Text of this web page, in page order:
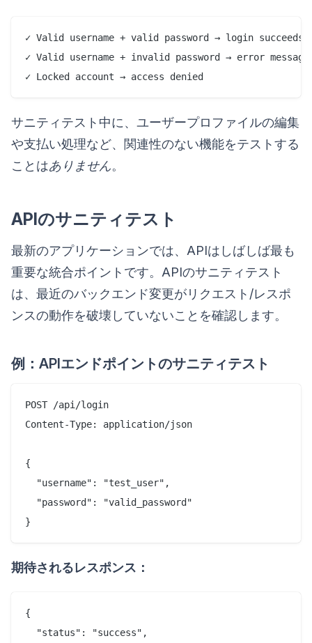
✓ Valid username + valid password → login succeeds
✓ Valid username + invalid password → error message
サニティテスト中に、ユーザープロファイルの編集
や支払い処理など、関連性のない機能をテストする
ことはありません。
APIのサニティテスト
最新のアプリケーションでは、APIはしばしば最も
重要な統合ポイントです。APIのサニティテスト
は、最近のバックエンド変更がリクエスト/レスポ
ンスの動作を破壊していないことを確認します。
例：APIエンドポイントのサニティテスト
POST /api/login
Content-Type: application/json
{
  "username": "test_user",
  "password": "valid_password"
期待されるレスポンス：
{
  "status": "success",